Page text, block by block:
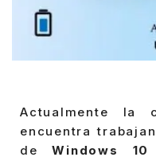
Actualmente la
encuentra
deWindows 10